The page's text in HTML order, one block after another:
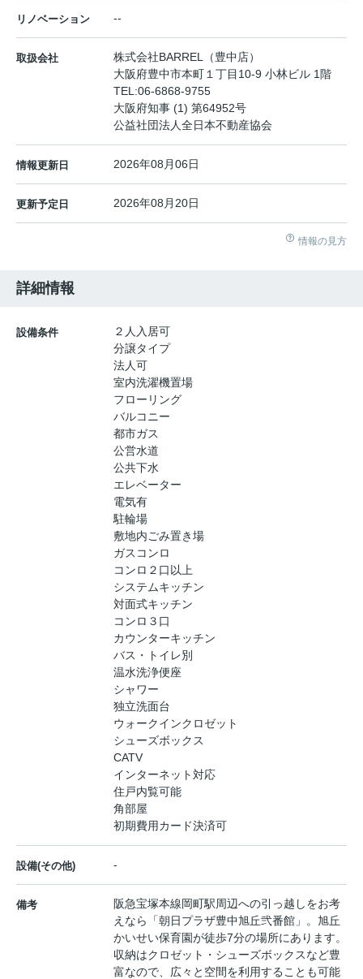
リノベーション --
取扱会社
株式会社BARREL（豊中店）
大阪府豊中市本町１丁目10-9 小林ビル 1階
TEL:06-6868-9755
大阪府知事 (1) 第64952号
公益社団法人全日本不動産協会
情報更新日 2026年08月06日
更新予定日 2026年08月20日
情報の見方
詳細情報
設備条件
２人入居可
分譲タイプ
法人可
室内洗濯機置場
フローリング
バルコニー
都市ガス
公営水道
公共下水
エレベーター
電気有
駐輪場
敷地内ごみ置き場
ガスコンロ
コンロ２口以上
システムキッチン
対面式キッチン
コンロ３口
カウンターキッチン
バス・トイレ別
温水洗浄便座
シャワー
独立洗面台
ウォークインクロゼット
シューズボックス
CATV
インターネット対応
住戸内覧可能
角部屋
初期費用カード決済可
設備(その他) -
備考
阪急宝塚本線岡町駅周辺への引っ越しをお考
えなら「朝日プラザ豊中旭丘弐番館」。旭丘
かいせい保育園が徒歩7分の場所にあります。
収納はクロゼット・シューズボックスなど豊
富なので、広々と空間を利用することも可能